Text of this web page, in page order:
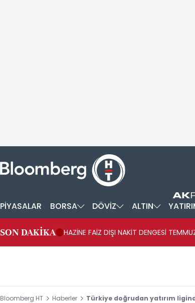
PİYASALAR BORSA DÖVİZ ALTIN
SON DAKİKA HAZİNE FAİZ DIŞI NAKİT DENGESİ
Bloomberg HT Haberler Türkiye doğrudan yatırım